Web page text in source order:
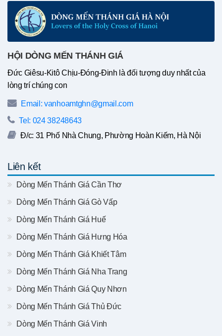
HỘI DÒNG MẾN THÁNH GIÁ
Đức Giêsu-Kitô Chịu-Đóng-Đinh là đối tượng duy nhất của
lòng trí chúng con
Email: vanhoamtghn@gmail.com
Tel: 024 38248643
Đ/c: 31 Phố Nhà Chung, Phường Hoàn Kiếm, Hà Nội
Liên kết
Dòng Mến Thánh Giá Cần Thơ
Dòng Mến Thánh Giá Gò Vấp
Dòng Mến Thánh Giá Huế
Dòng Mến Thánh Giá Hưng Hóa
Dòng Mến Thánh Giá Khiết Tâm
Dòng Mến Thánh Giá Nha Trang
Dòng Mến Thánh Giá Quy Nhơn
Dòng Mến Thánh Giá Thủ Đức
Dòng Mến Thánh Giá Vinh